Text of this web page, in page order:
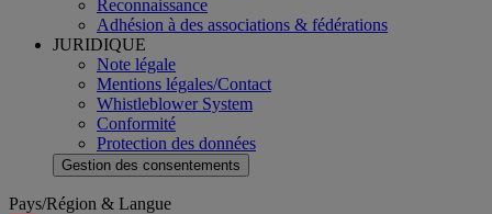
Reconnaissance
Adhésion à des associations & fédérations
JURIDIQUE
Note légale
Mentions légales/Contact
Whistleblower System
Conformité
Protection des données
Gestion des consentements
Pays/Région & Langue